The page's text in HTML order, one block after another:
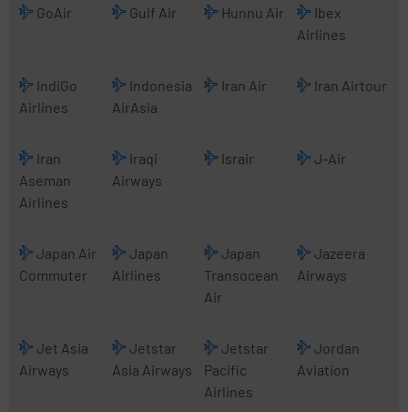
GoAir Gulf Air Hunnu Air
Ibex
Airlines
IndiGo
Airlines
Indonesia
AirAsia
Iran Air Iran Airtour
Iran
Aseman
Airlines
Iraqi
Airways
Israir J-Air
Japan Air
Commuter
Japan
Airlines
Japan
Transocean
Air
Jazeera
Airways
Jet Asia
Airways
Jetstar
Asia Airways
Jetstar
Pacific
Airlines
Jordan
Aviation